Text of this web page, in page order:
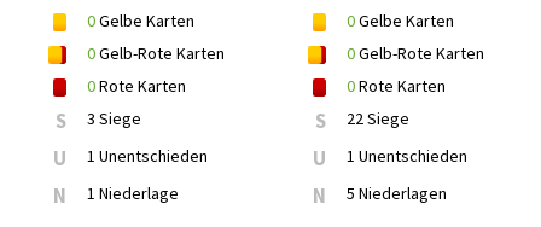
0Gelbe Karten
0Gelb-Rote Karten
0Rote Karten
S 3 Siege
U 1 Unentschieden
N 1 Niederlage
0Gelbe Karten
0Gelb-Rote Karten
0Rote Karten
S 22 Siege
U 1 Unentschieden
N 5 Niederlagen